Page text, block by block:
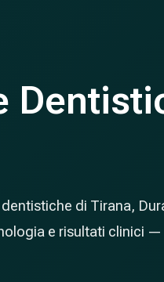
di Tirana,
e risultati clinici